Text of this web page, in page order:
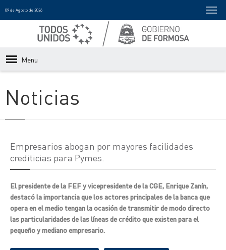
09 de Agosto de 2026
Menu
Noticias
Empresarios abogan por mayores facilidades
crediticias para Pymes.
El presidente de la FEF y vicepresidente de la CGE, Enrique Zanín,
destacó la importancia que los actores principales de la banca que
opera en el medio tengan la ocasión de transmitir de modo directo
las particularidades de las líneas de crédito que existen para el
pequeño y mediano empresario.